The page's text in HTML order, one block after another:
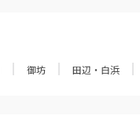
御坊 田辺・白浜